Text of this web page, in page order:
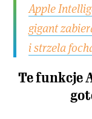
Apple
gigant
i strzela
Te funkcje